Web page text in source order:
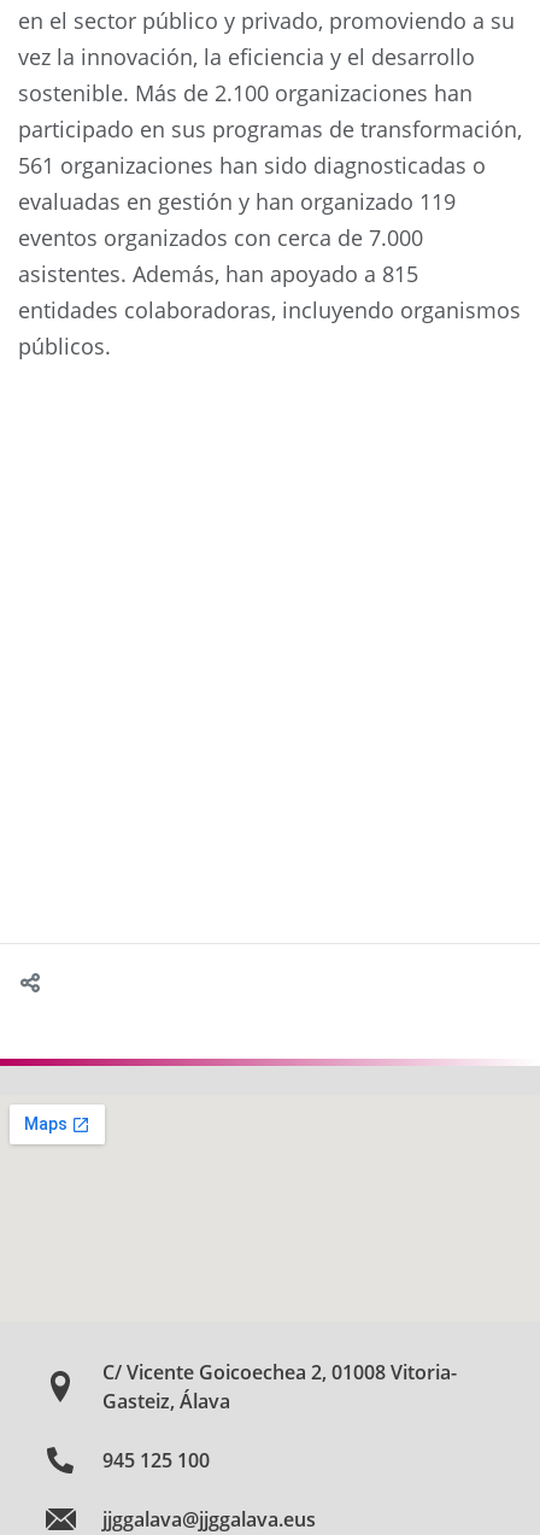
en el sector público y privado, promoviendo a su
vez la innovación, la eficiencia y el desarrollo
sostenible. Más de 2.100 organizaciones han
participado en sus programas de transformación,
561 organizaciones han sido diagnosticadas o
evaluadas en gestión y han organizado 119
eventos organizados con cerca de 7.000
asistentes. Además, han apoyado a 815
entidades colaboradoras, incluyendo organismos
públicos.
C/ Vicente Goicoechea 2, 01008 Vitoria-
Gasteiz, Álava
945 125 100
jjggalava@jjggalava.eus